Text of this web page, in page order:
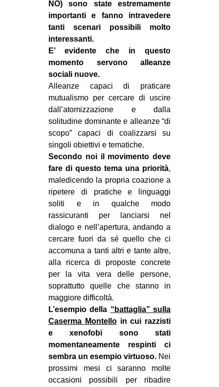
NO)
sono state estremamente
importanti e fanno intravedere
tanti scenari possibili molto
interessanti.
E’ evidente che in questo
momento servono alleanze
sociali nuove.
Alleanze capaci di praticare
mutualismo per cercare di uscire
dall’atomizzazione e dalla
solitudine dominante e alleanze “di
scopo” capaci di coalizzarsi su
singoli obiettivi e tematiche.
Secondo noi il movimento deve
fare di questo tema una priorità,
maledicendo la propria coazione a
ripetere di pratiche e linguaggi
soliti e in qualche modo
rassicuranti per lanciarsi nel
dialogo e nell’apertura, andando a
cercare fuori da sé quello che ci
accomuna a tanti altri e tante altre,
alla ricerca di proposte concrete
per la vita vera delle persone,
soprattutto quelle che stanno in
maggiore difficoltà.
L’esempio della “battaglia” sulla
Caserma Montelloin cui razzisti
e xenofobi sono stati
momentaneamente respinti ci
sembra un esempio virtuoso. Nei
prossimi mesi ci saranno molte
occasioni possibili per ribadire